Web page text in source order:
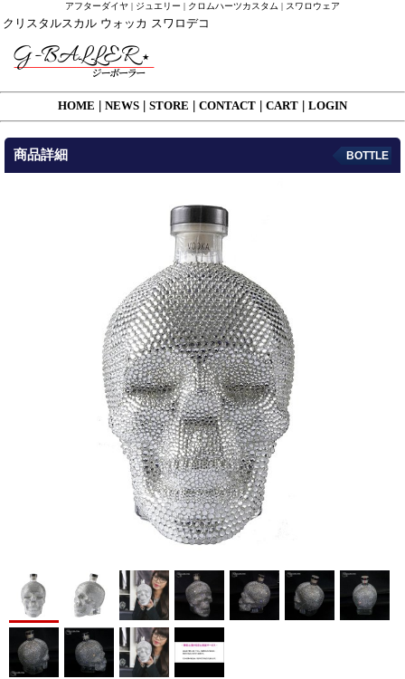
アフターダイヤ | ジュエリー | クロムハーツカスタム | スワロウェア
クリスタルスカル ウォッカ スワロデコ
HOME NEWS STORE CONTACT CART LOGIN
商品詳細 BOTTLE